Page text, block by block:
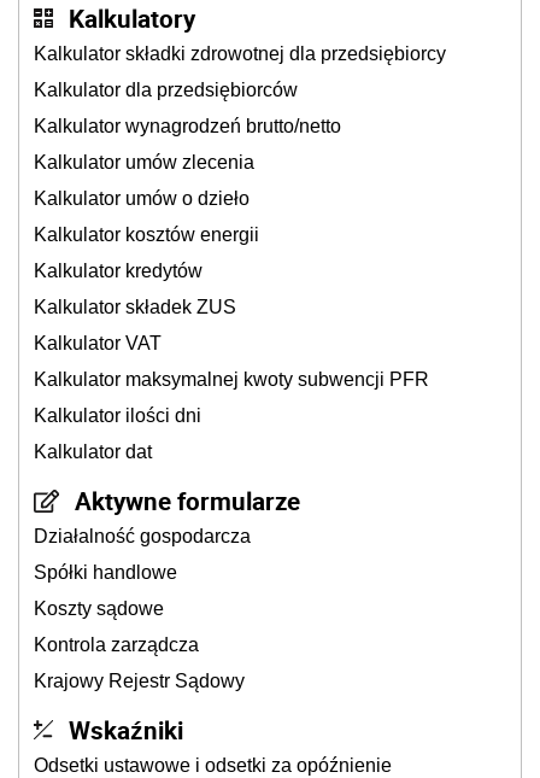
Kalkulatory
Kalkulator składki zdrowotnej dla przedsiębiorcy
Kalkulator dla przedsiębiorców
Kalkulator wynagrodzeń brutto/netto
Kalkulator umów zlecenia
Kalkulator umów o dzieło
Kalkulator kosztów energii
Kalkulator kredytów
Kalkulator składek ZUS
Kalkulator VAT
Kalkulator maksymalnej kwoty subwencji PFR
Kalkulator ilości dni
Kalkulator dat
Aktywne formularze
Działalność gospodarcza
Spółki handlowe
Koszty sądowe
Kontrola zarządcza
Krajowy Rejestr Sądowy
Wskaźniki
Odsetki ustawowe i odsetki za opóźnienie